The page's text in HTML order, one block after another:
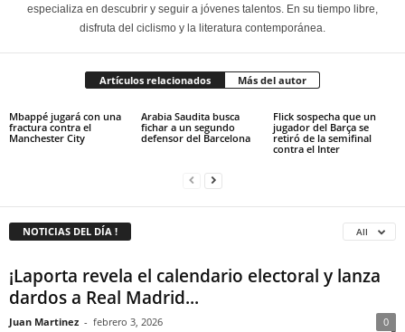
especializa en descubrir y seguir a jóvenes talentos. En su tiempo libre,
disfruta del ciclismo y la literatura contemporánea.
Artículos relacionados Más del autor
Mbappé jugará con una
fractura contra el
Manchester City
Arabia Saudita busca
fichar a un segundo
defensor del Barcelona
Flick sospecha que un
jugador del Barça se
retiró de la semifinal
contra el Inter
NOTICIAS DEL DÍA ! All
¡Laporta revela el calendario electoral y lanza
dardos a Real Madrid...
Juan Martinez - febrero 3, 2026 0